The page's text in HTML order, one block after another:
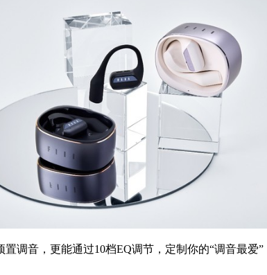
调音，更能通过10档EQ调节，定制你的“调音最爱